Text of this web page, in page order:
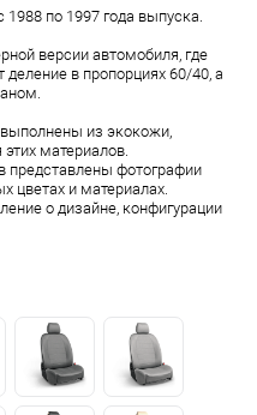
по 1997 года выпуска.
версии автомобиля, где
в пропорциях 60/40, а
из экокожи,
материалов.
фотографии
цветах и материалах.
о дизайне, конфигурации